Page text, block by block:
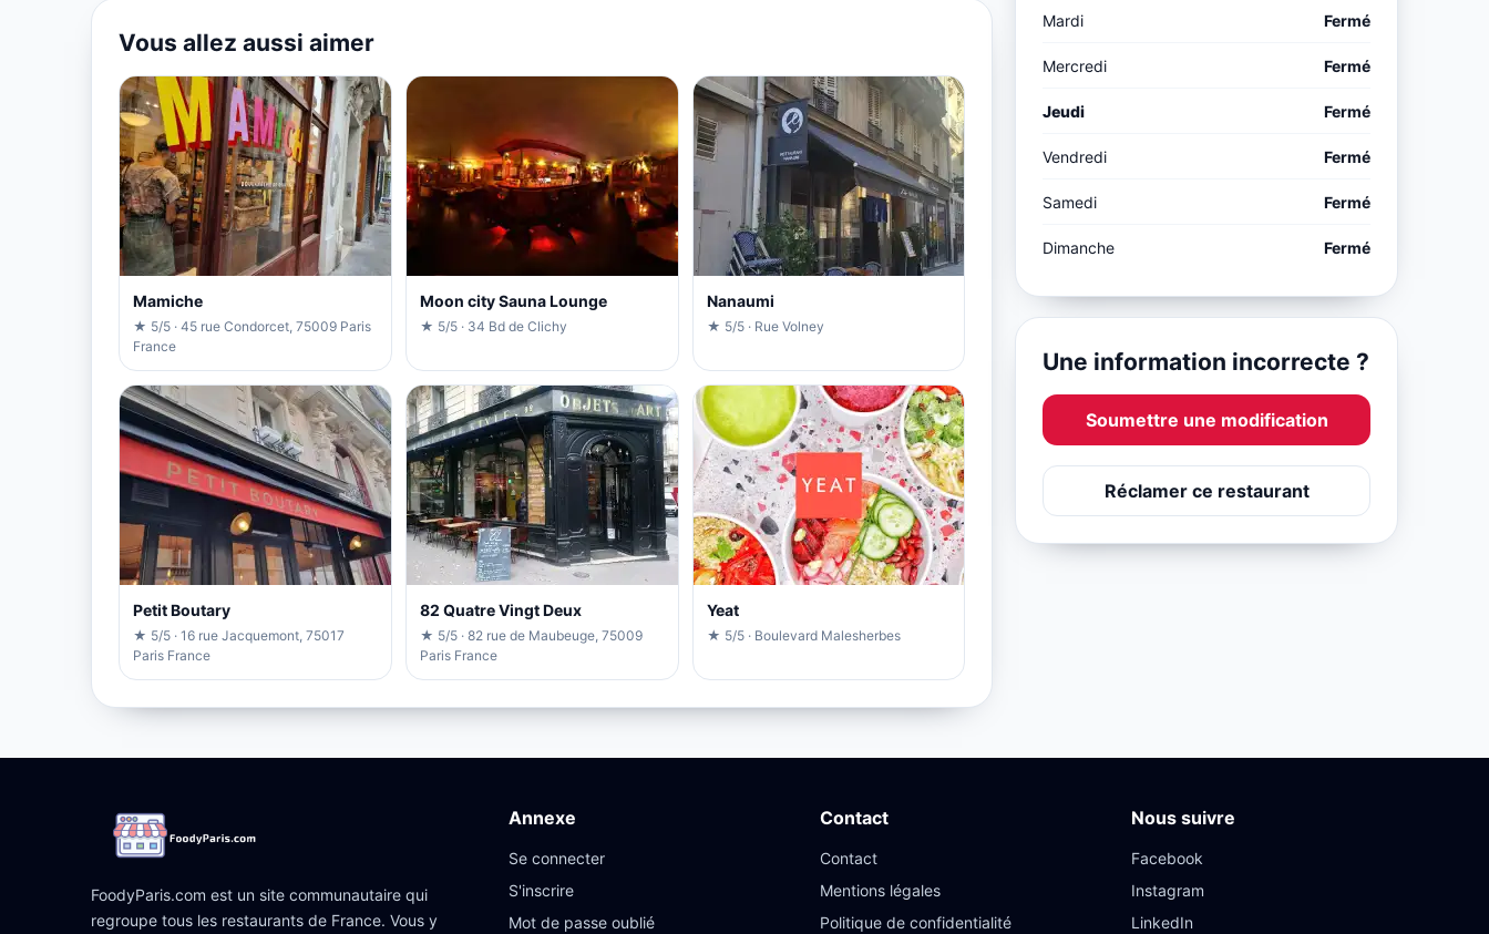
Vous allez aussi aimer
Mamiche
★ 5/5 · 45 rue Condorcet, 75009 Paris
France
Moon city Sauna Lounge
★ 5/5 · 34 Bd de Clichy
Nanaumi
★ 5/5 · Rue Volney
Petit Boutary
★ 5/5 · 16 rue Jacquemont, 75017
Paris France
82 Quatre Vingt Deux
★ 5/5 · 82 rue de Maubeuge, 75009
Paris France
Yeat
★ 5/5 · Boulevard Malesherbes
Mardi Fermé
Mercredi Fermé
Jeudi Fermé
Vendredi Fermé
Samedi Fermé
Dimanche Fermé
Une information incorrecte ?
Soumettre une modification
Réclamer ce restaurant
FoodyParis.com est un site communautaire qui
regroupe tous les restaurants de France. Vous y
Annexe
Se connecter
S'inscrire
Mot de passe oublié
Contact
Contact
Mentions légales
Politique de confidentialité
Nous suivre
Facebook
Instagram
LinkedIn